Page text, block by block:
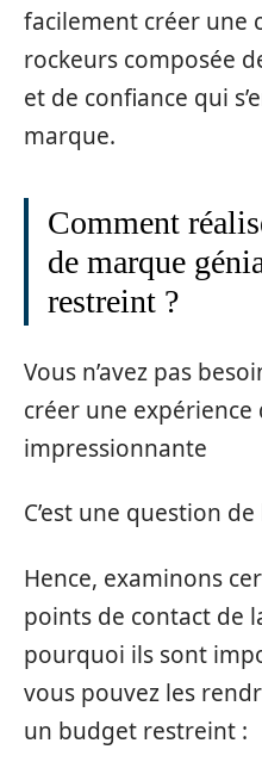
facilement créer une
rockeurs composée
et de confiance qui
marque.
Comment
de marque
restreint ?
Vous n’avez pas
créer une expérience
impressionnante
C’est une question
Hence, examinons
points de contact de
pourquoi ils sont
vous pouvez les
un budget restreint :